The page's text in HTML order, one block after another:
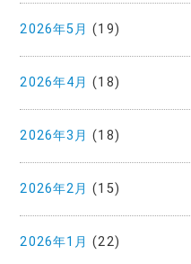
2026年5月 (19)
2026年4月 (18)
2026年3月 (18)
2026年2月 (15)
2026年1月 (22)